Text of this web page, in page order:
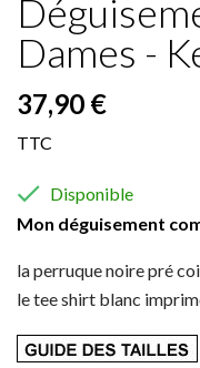
Dames -
37,90 €
TTC
 Disponible
Mon déguisement
la perruque noire pré
le tee shirt blanc